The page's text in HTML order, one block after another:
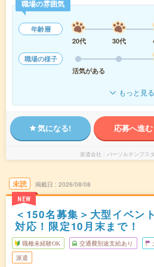
職場の雰囲気
年齢層
20代
30代
職場の様子
活気がある
もっと見る
気になる! 応募へ進む
派遣会社 パーソルテンプス
未読
NEW
掲載日 2026/08/08
＜150名募集＞大型イベン
対応！限定10月末まで！
職種未経験OK 交通費別途支給あり
派遣